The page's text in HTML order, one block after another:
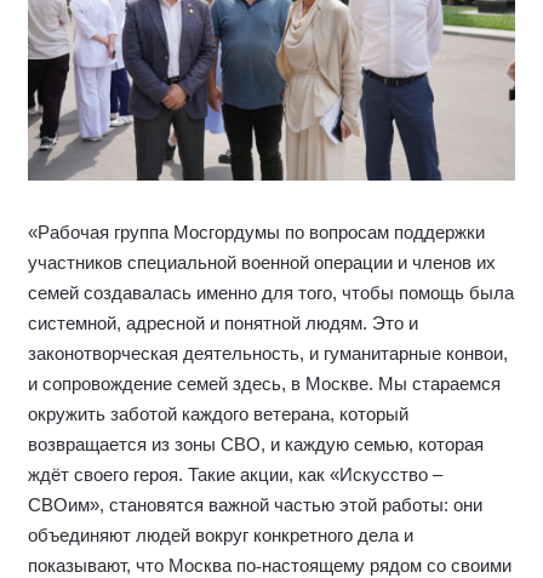
«Рабочая группа Мосгордумы по вопросам поддержки
участников специальной военной операции и членов их
семей создавалась именно для того, чтобы помощь была
системной, адресной и понятной людям. Это и
законотворческая деятельность, и гуманитарные конвои,
и сопровождение семей здесь, в Москве. Мы стараемся
окружить заботой каждого ветерана, который
возвращается из зоны СВО, и каждую семью, которая
ждёт своего героя. Такие акции, как «Искусство –
СВОим», становятся важной частью этой работы: они
объединяют людей вокруг конкретного дела и
показывают, что Москва по‑настоящему рядом со своими